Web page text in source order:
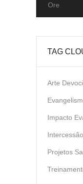
Ore
TAG
Arte
Impacto
Intercessão
Projetos